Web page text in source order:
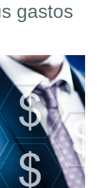
gastos